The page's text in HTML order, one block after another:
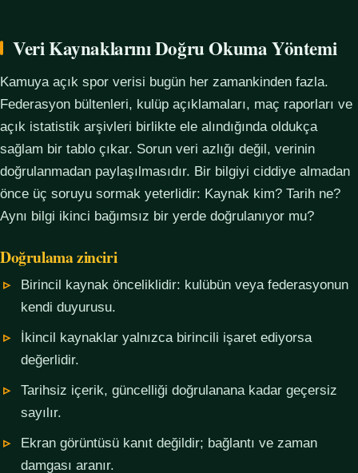
Veri Kaynaklarını Doğru Okuma Yöntemi
Kamuya açık spor verisi bugün her zamankinden fazla.
Federasyon bültenleri, kulüp açıklamaları, maç raporları ve
açık istatistik arşivleri birlikte ele alındığında oldukça
sağlam bir tablo çıkar. Sorun veri azlığı değil, verinin
doğrulanmadan paylaşılmasıdır. Bir bilgiyi ciddiye almadan
önce üç soruyu sormak yeterlidir: Kaynak kim? Tarih ne?
Aynı bilgi ikinci bağımsız bir yerde doğrulanıyor mu?
Doğrulama zinciri
Birincil kaynak önceliklidir: kulübün veya federasyonun
kendi duyurusu.
İkincil kaynaklar yalnızca birincili işaret ediyorsa
değerlidir.
Tarihsiz içerik, güncelliği doğrulanana kadar geçersiz
sayılır.
Ekran görüntüsü kanıt değildir; bağlantı ve zaman
damgası aranır.